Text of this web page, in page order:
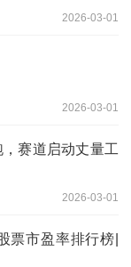
2026-03-01
2026-03-01
赛道启动丈量工
2026-03-01
票市盈率排行榜|